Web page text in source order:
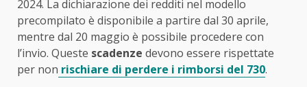
2024. La dichiarazione dei redditi nel modello
precompilato è disponibile a partire dal 30 aprile,
mentre dal 20 maggio è possibile procedere con
l’invio. Queste scadenze devono essere rispettate
per non rischiare di perdere i rimborsi del 730.